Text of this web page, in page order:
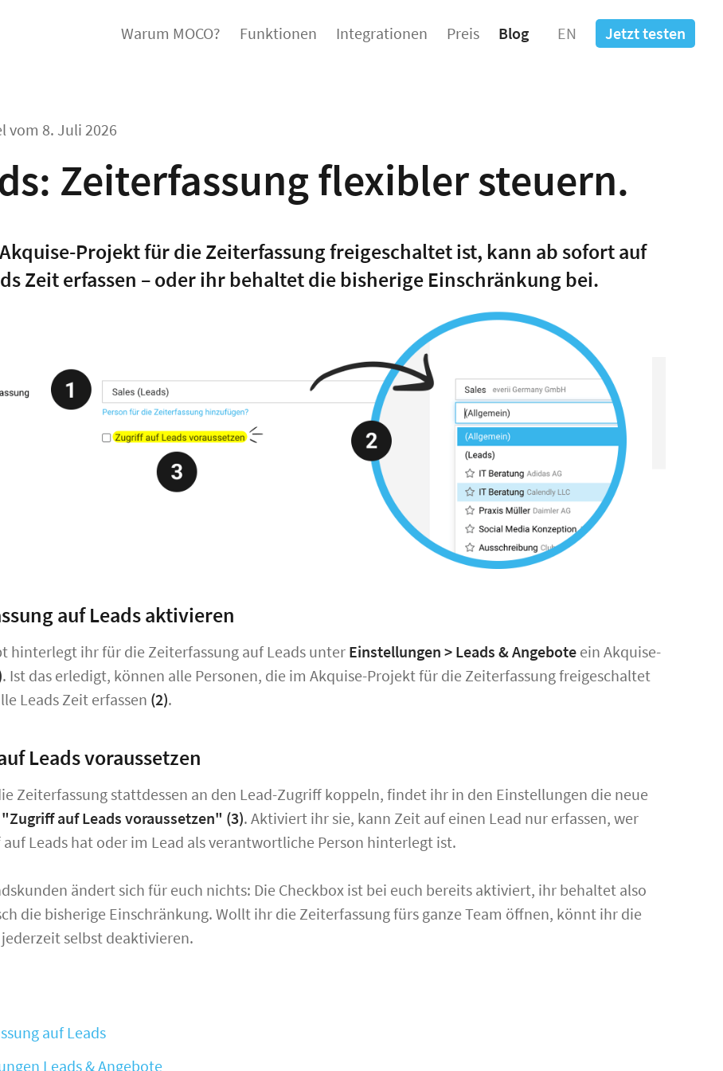
Warum MOCO? Funktionen Integrationen Preis Blog EN Jetzt testen
vom 8. Juli 2026
Zeiterfassung flexibler steuern.
Projekt für die Zeiterfassung freigeschaltet ist, kann ab sofort auf
Zeit erfassen – oder ihr behaltet die bisherige Einschränkung bei.
auf Leads aktivieren
hinterlegt ihr für die Zeiterfassung auf Leads unter Einstellungen > Leads & Angebote ein Akquise-
. Ist das erledigt, können alle Personen, die im Akquise-Projekt für die Zeiterfassung freigeschaltet
Leads Zeit erfassen (2).
Leads voraussetzen
Zeiterfassung stattdessen an den Lead-Zugriff koppeln, findet ihr in den Einstellungen die neue
"Zugriff auf Leads voraussetzen" (3). Aktiviert ihr sie, kann Zeit auf einen Lead nur erfassen, wer
Leads hat oder im Lead als verantwortliche Person hinterlegt ist.
ändert sich für euch nichts: Die Checkbox ist bei euch bereits aktiviert, ihr behaltet also
die bisherige Einschränkung. Wollt ihr die Zeiterfassung fürs ganze Team öffnen, könnt ihr die
selbst deaktivieren.
auf Leads
Leads & Angebote